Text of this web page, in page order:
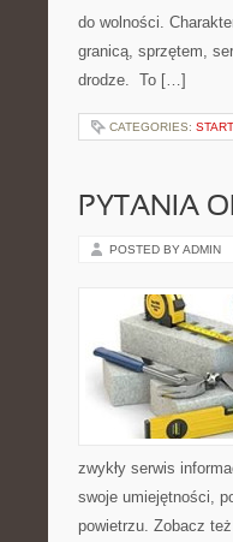
do wolności.
granicą, sprzętem,
drodze. To […]
CATEGORIES:
PYTANIA
POSTED BY ADMIN
zwykły serwis
swoje umiejętności,
powietrzu. Zobacz